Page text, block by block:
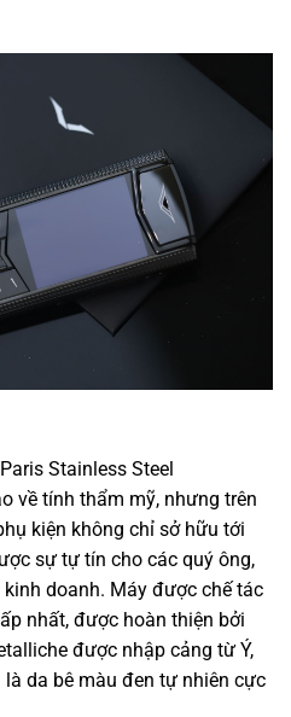
Stainless Steel
về tính thẩm mỹ, nhưng trên
kiện không chỉ sở hữu tới
sự tự tín cho các quý ông,
doanh. Máy được chế tác
nhất, được hoàn thiện bởi
được nhập cảng từ Ý,
da bê màu đen tự nhiên cực